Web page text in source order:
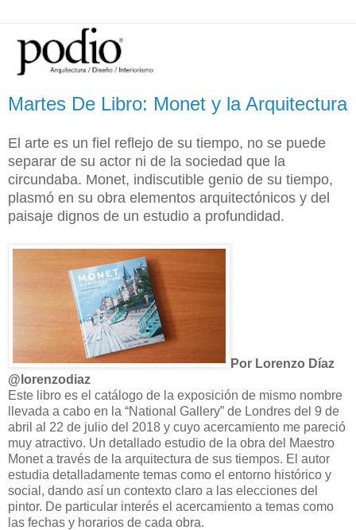
Martes De Libro: Monet y la Arquitectura
El arte es un fiel reflejo de su tiempo, no se puede
separar de su actor ni de la sociedad que la
circundaba. Monet, indiscutible genio de su tiempo,
plasmó en su obra elementos arquitectónicos y del
paisaje dignos de un estudio a profundidad.
Por Lorenzo Díaz
@lorenzodiaz
Este libro es el catálogo de la exposición de mismo nombre
llevada a cabo en la “National Gallery” de Londres del 9 de
abril al 22 de julio del 2018 y cuyo acercamiento me pareció
muy atractivo. Un detallado estudio de la obra del Maestro
Monet a través de la arquitectura de sus tiempos. El autor
estudia detalladamente temas como el entorno histórico y
social, dando así un contexto claro a las elecciones del
pintor. De particular interés el acercamiento a temas como
las fechas y horarios de cada obra.